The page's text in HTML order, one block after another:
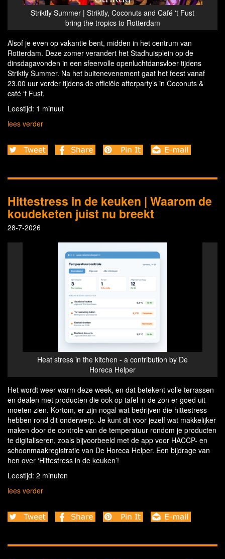
Striktly Summer | Striktly, Coconuts and Café 't Fust
bring the tropics to Rotterdam
Alsof je even op vakantie bent, midden in het centrum van
Rotterdam. Deze zomer verandert het Stadhuisplein op de
dinsdagavonden in een sfeervolle openluchtdansvloer tijdens
Striktly Summer. Na het buitenevenement gaat het feest vanaf
23.00 uur verder tijdens de officiële afterparty’s in Coconuts &
café ‘t Fust.
Leestijd: 1 minuut
lees verder
Hittestress in de keuken | Waarom de
koudeketen juist nu breekt
28-7-2026
Heat stress in the kitchen - a contribution by De
Horeca Helper
Het wordt weer warm deze week, en dat betekent volle terrassen
en dealen met producten die ook op tafel in de zon er goed uit
moeten zien. Kortom, er zijn nogal wat bedrijven die hittestress
hebben rond dit onderwerp. Je kunt dit voor jezelf wat makkelijker
maken door de controle van de temperatuur rondom je producten
te digitaliseren, zoals bijvoorbeeld met de app voor HACCP- en
schoonmaakregistratie van De Horeca Helper. Een bijdrage van
hen over ‘Hittestress in de keuken’!
Leestijd: 2 minuten
lees verder